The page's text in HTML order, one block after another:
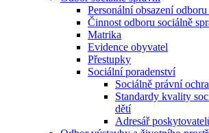
Personální obsazení
Činnost odboru sociálně
Matrika
Evidence obyvatel
Přestupky
Sociální poradenství
Sociálně právní
Standardy kvality
dětí
Adresář